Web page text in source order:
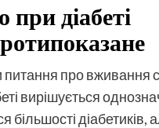
діабеті
питання про вживання
вирішується
більшості діабетиків,